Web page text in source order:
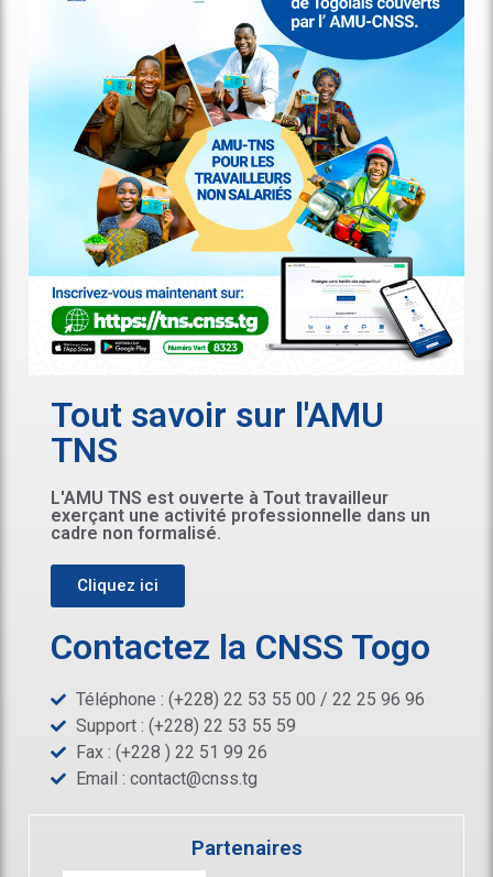
Tout savoir sur l'AMU
TNS
L'AMU TNS est ouverte à Tout travailleur
exerçant une activité professionnelle dans un
cadre non formalisé.
Cliquez ici
Contactez la CNSS Togo
Téléphone : (+228) 22 53 55 00 / 22 25 96 96
Support : (+228) 22 53 55 59
Fax : (+228 ) 22 51 99 26
Email : contact@cnss.tg
Partenaires